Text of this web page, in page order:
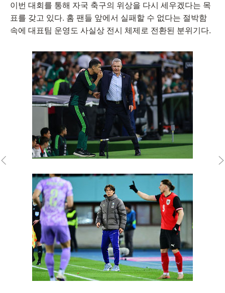
이번 대회를 통해 자국 축구의 위상을 다시 세우겠다는 목
표를 갖고 있다. 홈 팬들 앞에서 실패할 수 없다는 절박함
속에 대표팀 운영도 사실상 전시 체제로 전환된 분위기다.